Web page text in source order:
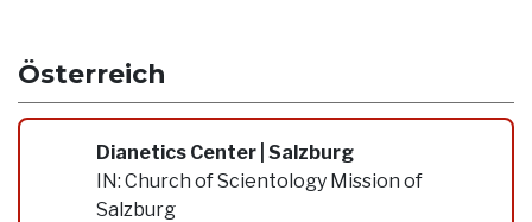
Österreich
Dianetics Center | Salzburg
IN: Church of Scientology Mission of
Salzburg